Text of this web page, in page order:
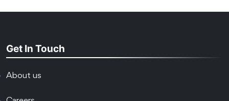
Get In Touch
About us